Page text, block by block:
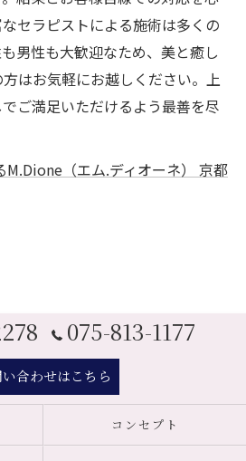
セラピストによる施術は多くの
男性も大歓迎なため、美と癒し
はお気軽にお越しください。上
ご満足いただけるよう最善を尽
M.Dione（エム.ディオーネ） 京都
075-813-1177
合わせはこちら
コンセプト